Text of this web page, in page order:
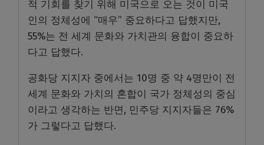
적 기회를 찾기 위해 미국으로 오는 것이 미국
인의 정체성에 “매우” 중요하다고 답했지만,
55%는 전 세계 문화와 가치관의 융합이 중요하
다고 답했다.
공화당 지지자 중에서는 10명 중 약 4명만이 전
세계 문화와 가치의 혼합이 국가 정체성의 중심
이라고 생각하는 반면, 민주당 지지자들은 76%
가 그렇다고 답했다.